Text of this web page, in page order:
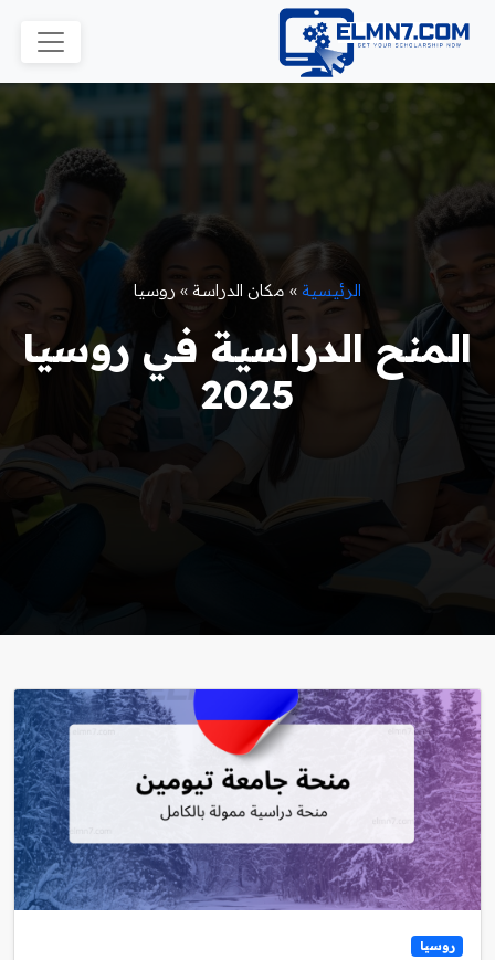
الرئيسية » مكان الدراسة » روسيا
المنح الدراسية في روسيا
2025
روسيا